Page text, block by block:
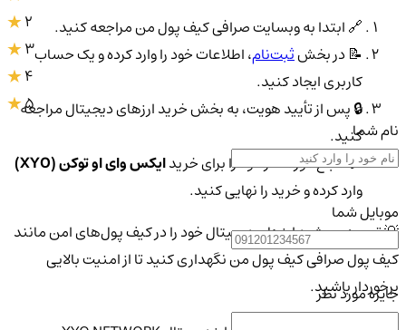
🔗 ابتدا به وبسایت صرافی کیف پول من مراجعه کنید.
📝 در بخشثبت‌نام، اطلاعات خود را وارد کرده و یک حساب
کاربری ایجاد کنید.
🔒 پس از تأیید هویت، به بخش خرید ارزهای دیجیتال مراجعه
کنید.
💳 مبلغ مورد نظر خود را برای خریدایکس وای او توکن (XYO)
وارد کرده و خرید را نهایی کنید.
💡 توصیه می‌شود ارزهای دیجیتال خود را در کیف پول‌های امن مانند
کیف پول صرافی کیف پول من نگهداری کنید تا از امنیت بالایی
برخوردار باشید.
3
4
5
نام شما
موبایل شما
جایزه مورد نظر